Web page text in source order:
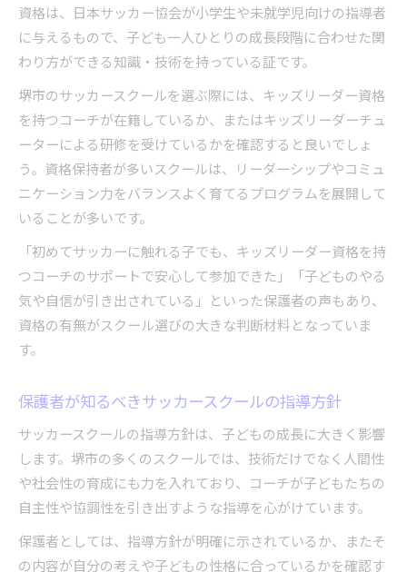
資格は、日本サッカー協会が小学生や未就学児向けの指導者
に与えるもので、子ども一人ひとりの成長段階に合わせた関
わり方ができる知識・技術を持っている証です。
堺市のサッカースクールを選ぶ際には、キッズリーダー資格
を持つコーチが在籍しているか、またはキッズリーダーチュ
ーターによる研修を受けているかを確認すると良いでしょ
う。資格保持者が多いスクールは、リーダーシップやコミュ
ニケーション力をバランスよく育てるプログラムを展開して
いることが多いです。
「初めてサッカーに触れる子でも、キッズリーダー資格を持
つコーチのサポートで安心して参加できた」「子どものやる
気や自信が引き出されている」といった保護者の声もあり、
資格の有無がスクール選びの大きな判断材料となっていま
す。
保護者が知るべきサッカースクールの指導方針
サッカースクールの指導方針は、子どもの成長に大きく影響
します。堺市の多くのスクールでは、技術だけでなく人間性
や社会性の育成にも力を入れており、コーチが子どもたちの
自主性や協調性を引き出すような指導を心がけています。
保護者としては、指導方針が明確に示されているか、またそ
の内容が自分の考えや子どもの性格に合っているかを確認す